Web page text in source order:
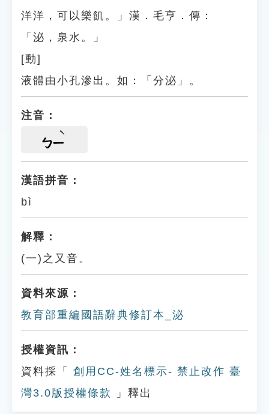
洋洋，可以樂飢。」漢．毛亨．傳：
「泌，泉水。」
[動]
液體由小孔滲出。如：「分泌」。
注音：
ㄅㄧ
漢語拼音：
bì
解釋：
(一)之又音。
資料來源：
教育部重編國語辭典修訂本_泌
授權資訊：
資料採「
創用CC-姓名標示- 禁止改作 臺
灣3.0版授權條款
」釋出